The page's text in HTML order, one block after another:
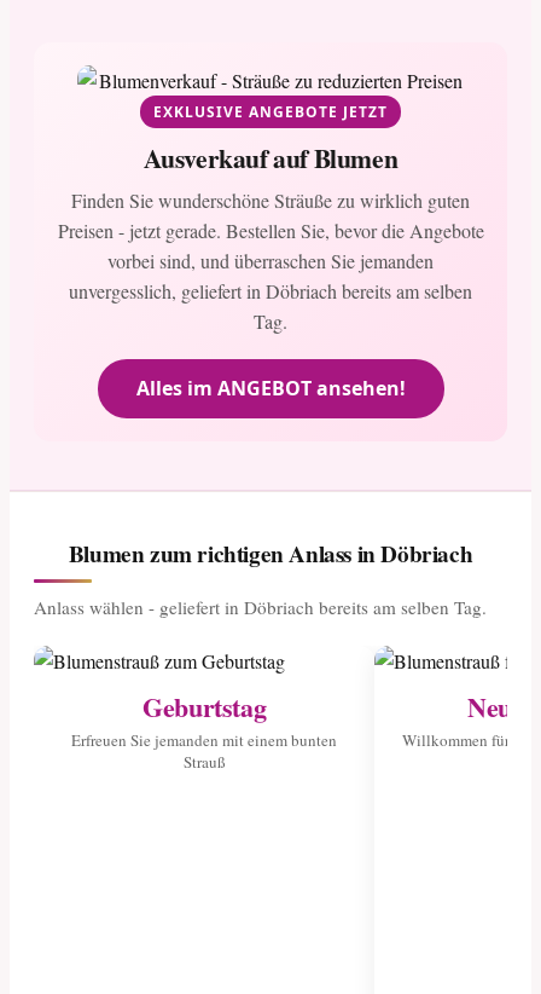
EXKLUSIVE ANGEBOTE JETZT
Ausverkauf auf Blumen
Finden Sie wunderschöne Sträuße zu wirklich guten
Preisen - jetzt gerade. Bestellen Sie, bevor die Angebote
vorbei sind, und überraschen Sie jemanden
unvergesslich, geliefert in Döbriach bereits am selben
Tag.
Alles im ANGEBOT ansehen!
Blumen zum richtigen Anlass in Döbriach
Anlass wählen - geliefert in Döbriach bereits am selben Tag.
Geburtstag
Erfreuen Sie jemanden mit einem bunten
Strauß
Willkommen für